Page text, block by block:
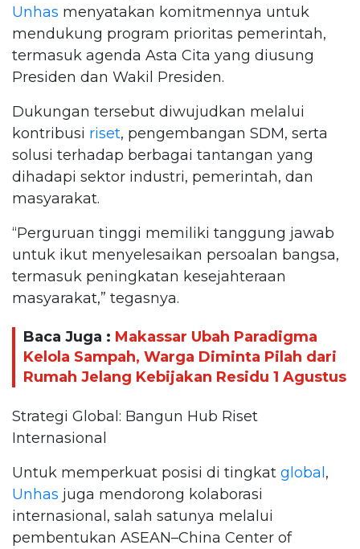
Unhas menyatakan komitmennya untuk
mendukung program prioritas pemerintah,
termasuk agenda Asta Cita yang diusung
Presiden dan Wakil Presiden.
Dukungan tersebut diwujudkan melalui
kontribusi riset, pengembangan SDM, serta
solusi terhadap berbagai tantangan yang
dihadapi sektor industri, pemerintah, dan
masyarakat.
“Perguruan tinggi memiliki tanggung jawab
untuk ikut menyelesaikan persoalan bangsa,
termasuk peningkatan kesejahteraan
masyarakat,” tegasnya.
Baca Juga : Makassar Ubah Paradigma
Kelola Sampah, Warga Diminta Pilah dari
Rumah Jelang Kebijakan Residu 1 Agustus
Strategi Global: Bangun Hub Riset
Internasional
Untuk memperkuat posisi di tingkat global ,
Unhas juga mendorong kolaborasi
internasional, salah satunya melalui
pembentukan ASEAN–China Center of